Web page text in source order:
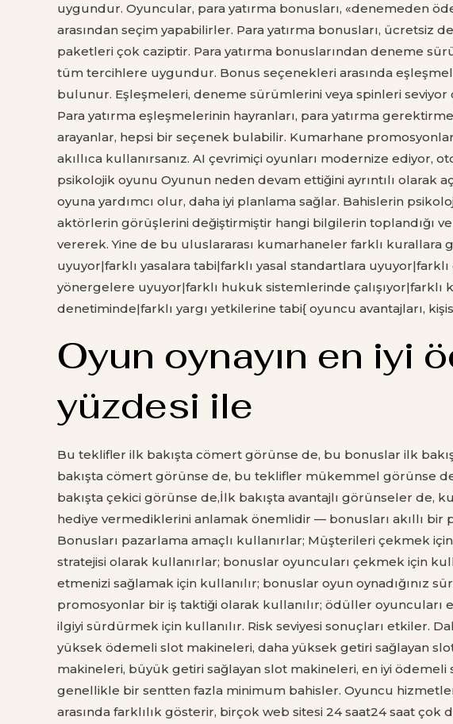
uygundur. Oyuncular, para yatırma bonusları, «denemeden
arasından seçim yapabilirler. Para yatırma bonusları, ücretsiz
paketleri çok caziptir. Para yatırma bonuslarından deneme
tüm tercihlere uygundur. Bonus seçenekleri arasında
bulunur. Eşleşmeleri, deneme sürümlerini veya spinleri seviyor
Para yatırma eşleşmelerinin hayranları, para yatırma
arayanlar, hepsi bir seçenek bulabilir. Kumarhane
akıllıca kullanırsanız. AI çevrimiçi oyunları modernize ediyor,
psikolojik oyunu Oyunun neden devam ettiğini ayrıntılı olarak
oyuna yardımcı olur, daha iyi planlama sağlar. Bahislerin
aktörlerin görüşlerini değiştirmiştir hangi bilgilerin toplandığı
vererek. Yine de bu uluslararası kumarhaneler farklı kurallara
uyuyor|farklı yasalara tabi|farklı yasal standartlara
yönergelere uyuyor|farklı hukuk sistemlerinde
denetiminde|farklı yargı yetkilerine tabi{ oyuncu avantajları,
Oyun oynayın en iyi
yüzdesi ile
Bu teklifler ilk bakışta cömert görünse de, bu bonuslar ilk
bakışta cömert görünse de, bu teklifler mükemmel görünse
bakışta çekici görünse de,İlk bakışta avantajlı görünseler de,
hediye vermediklerini anlamak önemlidir — bonusları akıllı bir
Bonusları pazarlama amaçlı kullanırlar; Müşterileri çekmek
stratejisi olarak kullanırlar; bonuslar oyuncuları çekmek için
etmenizi sağlamak için kullanılır; bonuslar oyun oynadığınız
promosyonlar bir iş taktiği olarak kullanılır; ödüller oyuncuları
ilgiyi sürdürmek için kullanılır. Risk seviyesi sonuçları etkiler.
yüksek ödemeli slot makineleri, daha yüksek getiri sağlayan
makineleri, büyük getiri sağlayan slot makineleri, en iyi
genellikle bir sentten fazla minimum bahisler. Oyuncu
arasında farklılık gösterir, birçok web sitesi 24 saat24 saat çok